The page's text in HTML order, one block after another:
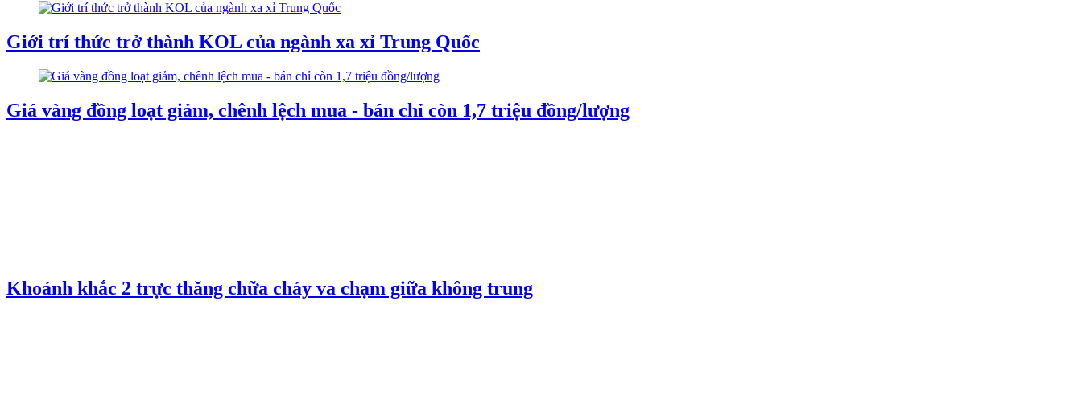
Giới trí thức trở thành KOL của ngành xa xỉ Trung Quốc
Giá vàng đồng loạt giảm, chênh lệch mua - bán chỉ còn 1,7 triệu đồng/lượng
Khoảnh khắc 2 trực thăng chữa cháy va chạm giữa không trung